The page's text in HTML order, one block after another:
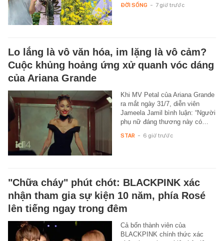
ĐỜI SỐNG - 7 giờ trước
Lo lắng là vô văn hóa, im lặng là vô cảm?
Cuộc khủng hoảng ứng xử quanh vóc dáng
của Ariana Grande
Khi MV Petal của Ariana Grande
ra mắt ngày 31/7, diễn viên
Jameela Jamil bình luận: “Người
phụ nữ đáng thương này có…
STAR - 6 giờ trước
"Chữa cháy" phút chót: BLACKPINK xác
nhận tham gia sự kiện 10 năm, phía Rosé
lên tiếng ngay trong đêm
Cả bốn thành viên của
BLACKPINK chính thức xác